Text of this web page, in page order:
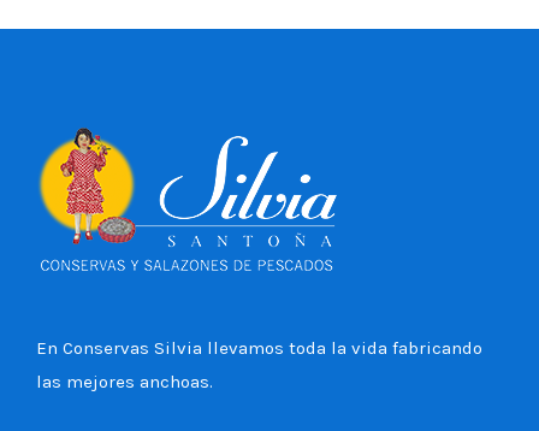
En Conservas Silvia llevamos toda la vida fabricando
las mejores anchoas.